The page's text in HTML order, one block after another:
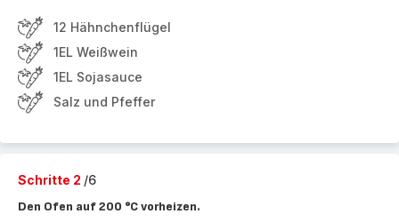
12 Hähnchenflügel
1EL Weißwein
1EL Sojasauce
Salz und Pfeffer
Schritte 2 /6
Den Ofen auf 200 °C vorheizen.